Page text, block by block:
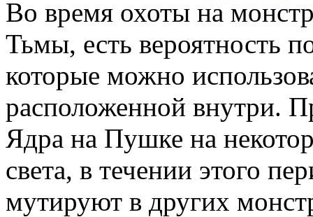
Во время охоты на
Тьмы, есть вероятность
которые можно
расположенной внутри.
Ядра на Пушке на
света, в течении этого
мутируют в других